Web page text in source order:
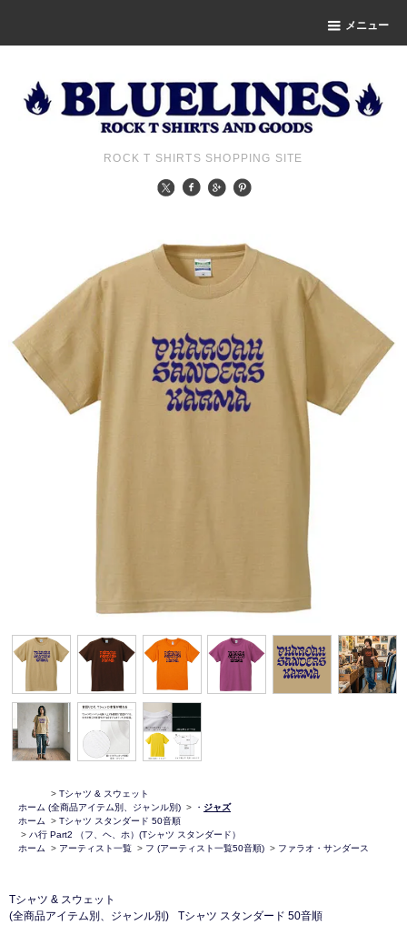
メニュー
ROCK T SHIRTS SHOPPING SITE
ホーム
> Tシャツ & スウェット
(全商品アイテム別、ジャンル別) > ・ ジャズ
ホーム
> Tシャツ スタンダード 50音順
> ハ行 Part2 （フ、ヘ、ホ）(Tシャツ スタンダード）
ホーム
> アーティスト一覧 > フ (アーティスト一覧50音順) > ファラオ・サンダース
Tシャツ & スウェット
(全商品アイテム別、ジャンル別)
Tシャツ スタンダード 50音順